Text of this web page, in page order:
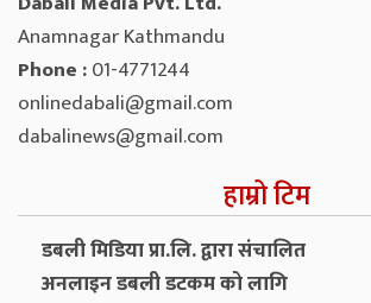
Anamnagar Kathmandu
Phone :01-4771244
onlinedabali@gmail.com
dabalinews@gmail.com
हाम्रो टिम
डबली मिडिया प्रा.लि. द्वारा संचालित
अनलाइन डबली डटकम को लागि